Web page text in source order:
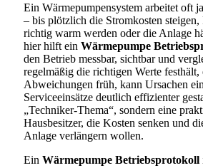
Ein Wärmepumpensystem arbeitet oft
– bis plötzlich die Stromkosten
richtig warm werden oder die Anlage
hier hilft ein Wärmepumpe
den Betrieb messbar, sichtbar und
regelmäßig die richtigen Werte festhält,
Abweichungen früh, kann Ursachen
Serviceeinsätze deutlich effizienter
„Techniker-Thema“, sondern eine
Hausbesitzer, die Kosten senken und
Anlage verlängern wollen.
Ein Wärmepumpe Betriebsprotokoll